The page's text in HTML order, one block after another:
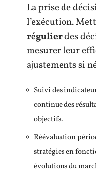
La prise de
l’exécution.
régulierdes
mesurer leur
ajustements si
Suivi des
continue des
objectifs.
Réévaluation
stratégies en
évolutions du